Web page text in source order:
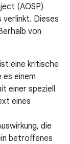
(AOSP)
Dieses
von
eine kritische
es einem
einer speziell
eines
die
betroffenes